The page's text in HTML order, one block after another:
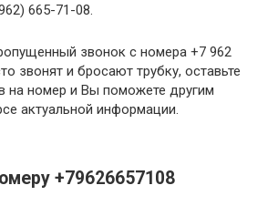
665-71-08.
звонок с номера +7 962
звонят и бросают трубку, оставьте
на номер и Вы поможете другим
актуальной информации.
+79626657108